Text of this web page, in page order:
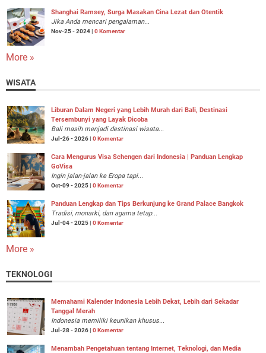
Shanghai Ramsey, Surga Masakan Cina Lezat dan Otentik
Jika Anda mencari pengalaman...
Nov-25 - 2024 | 0 Komentar
More »
WISATA
Liburan Dalam Negeri yang Lebih Murah dari Bali, Destinasi
Tersembunyi yang Layak Dicoba
Bali masih menjadi destinasi wisata...
Jul-26 - 2026 | 0 Komentar
Cara Mengurus Visa Schengen dari Indonesia | Panduan Lengkap
GoVisa
Ingin jalan-jalan ke Eropa tapi...
Oct-09 - 2025 | 0 Komentar
Panduan Lengkap dan Tips Berkunjung ke Grand Palace Bangkok
Tradisi, monarki, dan agama tetap...
Jul-04 - 2025 | 0 Komentar
More »
TEKNOLOGI
Memahami Kalender Indonesia Lebih Dekat, Lebih dari Sekadar
Tanggal Merah
Indonesia memiliki keunikan khusus...
Jul-28 - 2026 | 0 Komentar
Menambah Pengetahuan tentang Internet, Teknologi, dan Media